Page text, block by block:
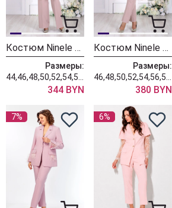
Костюм Ninele 6133 пудровый
Размеры:
344 BYN
Костюм Ninele 6128 пудровый
Размеры:
380 BYN
7% 6%